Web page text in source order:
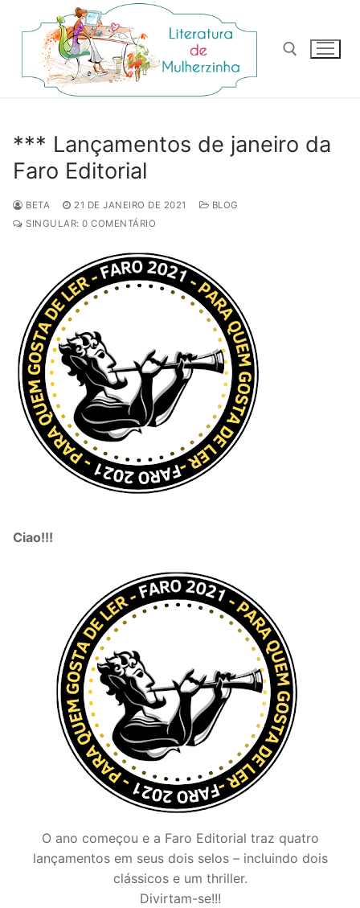
para
conteúdo
*** Lançamentos de janeiro da
Faro Editorial
BETA 21 DE JANEIRO DE 2021
BLOG
SINGULAR: 0 COMENTÁRIO
Ciao!!!
O ano começou e a Faro Editorial traz quatro
lançamentos em seus dois selos – incluindo dois
clássicos e um thriller.
Divirtam-se!!!